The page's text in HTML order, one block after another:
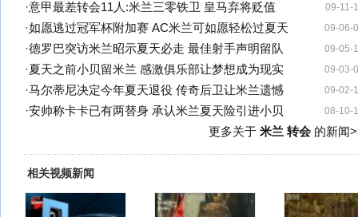
09-11-
·意甲最差转会11人:米兰三零铁卫 皇马弃将贬值
09-06-
·如愿逃过冠军杯附加赛 AC米兰可如愿轻松过夏天
09-05-
·德罗巴突访米兰昭示夏天必走 最佳射手声明留队
09-03-
·夏天之前小贝留米兰 感激俱乐部让梦想成为现实
09-02-
·马尔蒂尼决定今年夏天退役 传奇后卫让米兰遗憾
08-10-
·安帅称卡卡已有两替身 承认米兰夏天险引进小贝
更多关于 米兰 转会的新闻
相关视频新闻